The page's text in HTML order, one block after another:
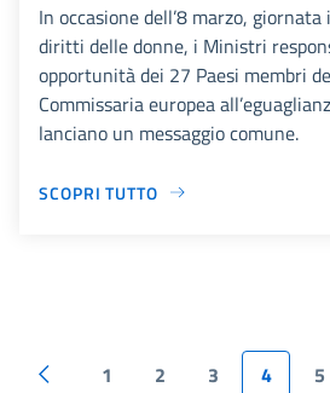
In occasione dell’8 marzo,
diritti delle donne, i Ministri
opportunità dei 27 Paesi membri
Commissaria europea
lanciano un messaggio comune.
SCOPRI TUTTO
1 2 3 4 5